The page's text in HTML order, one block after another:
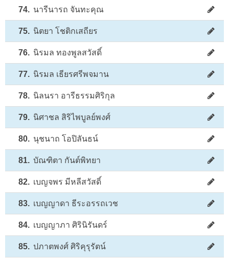
74. นารีนารถ จันทะคุณ
75. นิตยา โชติกเสถียร
76. นิรมล ทองพูลสวัสดิ์
77. นิรมล เธียรศรีพจมาน
78. นิลนรา อารีธรรมศิริกุล
79. นิศาชล สิริไพบูลย์พงศ์
80. นุชนาถ โอปิลันธน์
81. บัณฑิตา กันต์พิทยา
82. เบญจพร มีหลีสวัสดิ์
83. เบญญาดา ธีระอรรถเวช
84. เบญญาภา ศิรินิรันดร์
85. ปภาตพงศ์ ศิริคุรุรัตน์